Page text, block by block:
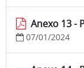
Anexo 13 -
07/01/2024